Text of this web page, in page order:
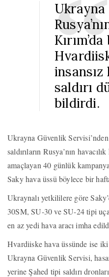
Ukrayna
saldırı
bildirdi.
Ukrayna Güvenlik
saldırıların Rusya’nın
amaçlayan 40 günlük
Saky hava üssü böylece bir
Ukraynalı yetkililere göre
30SM, SU-30 ve SU-24 tipi
en az yedi hava aracı imha
Hvardiiske hava üssünde ise
Ukrayna Güvenlik Servisi,
yerine Şahed tipi saldırı